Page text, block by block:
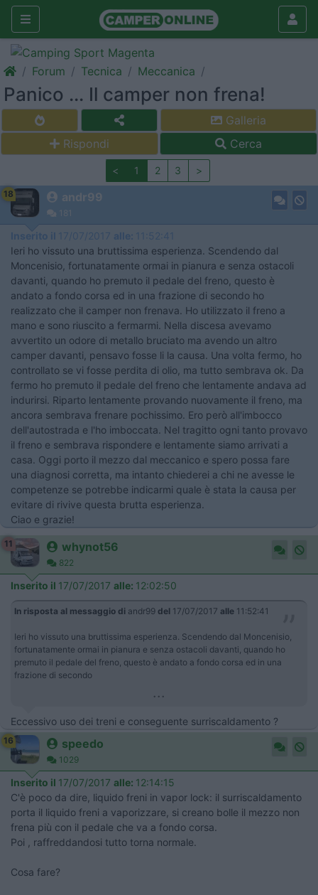
Forum Tecnica Meccanica
Panico ... Il camper non frena!
Galleria
Rispondi
Cerca
< 1 2 3 >
18 andr99
181
Inserito il 17/07/2017 alle: 11:52:41
Ieri ho vissuto una bruttissima esperienza. Scendendo dal
Moncenisio, fortunatamente ormai in pianura e senza ostacoli
davanti, quando ho premuto il pedale del freno, questo è
andato a fondo corsa ed in una frazione di secondo ho
realizzato che il camper non frenava. Ho utilizzato il freno a
mano e sono riuscito a fermarmi. Nella discesa avevamo
avvertito un odore di metallo bruciato ma avendo un altro
camper davanti, pensavo fosse li la causa. Una volta fermo, ho
controllato se vi fosse perdita di olio, ma tutto sembrava ok. Da
fermo ho premuto il pedale del freno che lentamente andava ad
indurirsi. Riparto lentamente provando nuovamente il freno, ma
ancora sembrava frenare pochissimo. Ero però all'imbocco
dell'autostrada e l'ho imboccata. Nel tragitto ogni tanto provavo
il freno e sembrava rispondere e lentamente siamo arrivati a
casa. Oggi porto il mezzo dal meccanico e spero possa fare
una diagnosi corretta, ma intanto chiederei a chi ne avesse le
competenze se potrebbe indicarmi quale è stata la causa per
evitare di rivive questa brutta esperienza.
Ciao e grazie!
11 whynot56
822
Inserito il 17/07/2017 alle: 12:02:50
In risposta al messaggio di andr99 del 17/07/2017 alle 11:52:41
Ieri ho vissuto una bruttissima esperienza. Scendendo dal Moncenisio,
fortunatamente ormai in pianura e senza ostacoli davanti, quando ho
premuto il pedale del freno, questo è andato a fondo corsa ed in una
frazione di secondo
...
Eccessivo uso dei treni e conseguente surriscaldamento ?
16 speedo
1029
Inserito il 17/07/2017 alle: 12:14:15
C'è poco da dire, liquido freni in vapor lock: il surriscaldamento
porta il liquido freni a vaporizzare, si creano bolle il mezzo non
frena più con il pedale che va a fondo corsa.
Poi , raffreddandosi tutto torna normale.
Cosa fare?